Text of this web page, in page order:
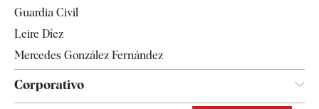
Guardia Civil
Leire Díez
Mercedes González Fernández
Corporativo